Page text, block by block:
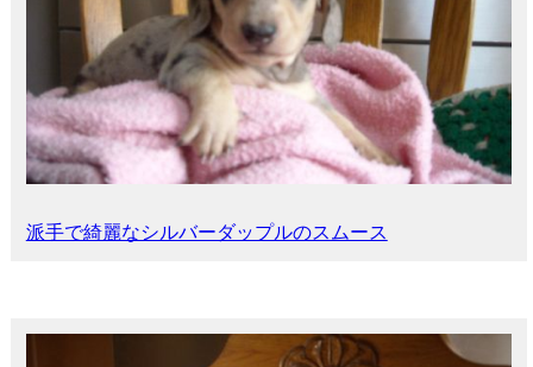
派手で綺麗なシルバーダップルのスムース